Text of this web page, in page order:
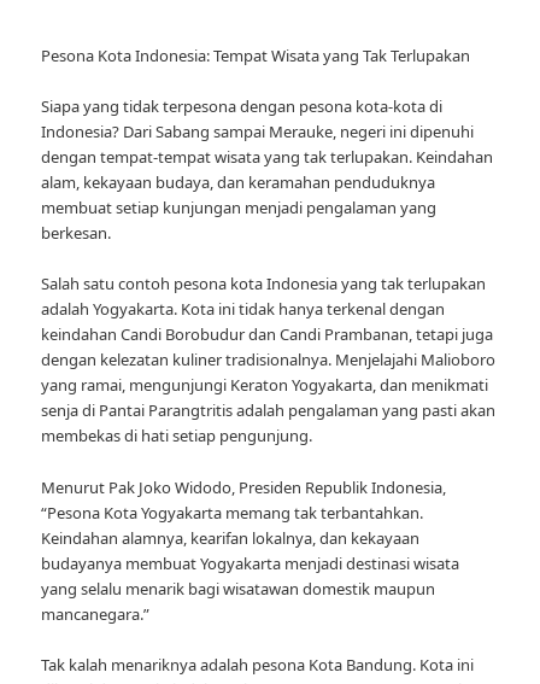
Pesona Kota Indonesia: Tempat Wisata yang Tak Terlupakan
Siapa yang tidak terpesona dengan pesona kota-kota di
Indonesia? Dari Sabang sampai Merauke, negeri ini dipenuhi
dengan tempat-tempat wisata yang tak terlupakan. Keindahan
alam, kekayaan budaya, dan keramahan penduduknya
membuat setiap kunjungan menjadi pengalaman yang
berkesan.
Salah satu contoh pesona kota Indonesia yang tak terlupakan
adalah Yogyakarta. Kota ini tidak hanya terkenal dengan
keindahan Candi Borobudur dan Candi Prambanan, tetapi juga
dengan kelezatan kuliner tradisionalnya. Menjelajahi Malioboro
yang ramai, mengunjungi Keraton Yogyakarta, dan menikmati
senja di Pantai Parangtritis adalah pengalaman yang pasti akan
membekas di hati setiap pengunjung.
Menurut Pak Joko Widodo, Presiden Republik Indonesia,
“Pesona Kota Yogyakarta memang tak terbantahkan.
Keindahan alamnya, kearifan lokalnya, dan kekayaan
budayanya membuat Yogyakarta menjadi destinasi wisata
yang selalu menarik bagi wisatawan domestik maupun
mancanegara.”
Tak kalah menariknya adalah pesona Kota Bandung. Kota ini